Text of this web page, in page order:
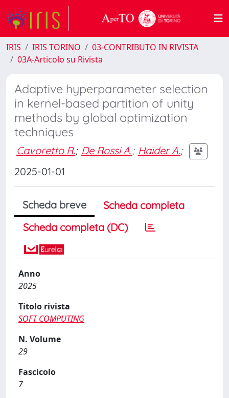
IRIS IRIS TORINO
03-CONTRIBUTO IN RIVISTA
03A-Articolo su Rivista
Adaptive hyperparameter selection
in kernel-based partition of unity
methods by global optimization
techniques
Cavoretto R.; De Rossi A.; Haider A.;
2025-01-01
Scheda breve
Scheda completa
Scheda completa (DC)
Anno
2025
Titolo rivista
SOFT COMPUTING
N. Volume
29
Fascicolo
7